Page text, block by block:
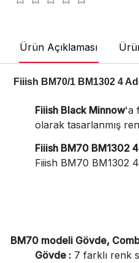
Ürün Açıklaması
Fiiish BM70/1 BM1302 4
Fiiish Black Minnow'a
olarak tasarlanmış
Fiiish BM70 BM1302
Fiiish BM70 BM1302
BM70 modeli Gövde,
Gövde :7 farklı renk